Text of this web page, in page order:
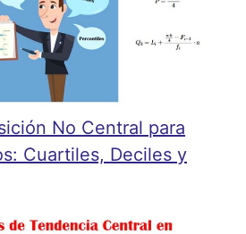
No Central para
Cuartiles, Deciles y